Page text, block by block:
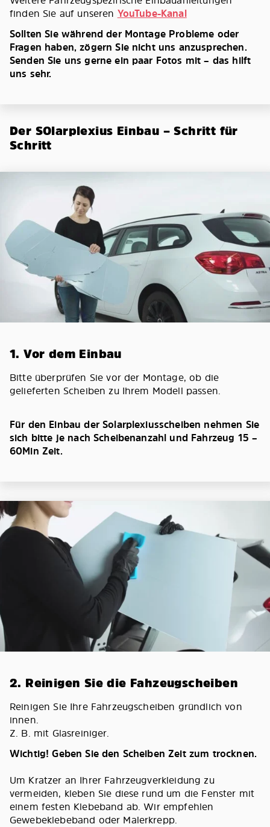
finden Sie auf unseren YouTube-Kanal
Sollten Sie während der Montage Probleme oder
Fragen haben, zögern Sie nicht uns anzusprechen.
Senden Sie uns gerne ein paar Fotos mit – das hilft
uns sehr.
Der SOlarplexius Einbau – Schritt für
Schritt
1. Vor dem Einbau
Bitte überprüfen Sie vor der Montage, ob die
gelieferten Scheiben zu Ihrem Modell passen.
Für den Einbau der Solarplexiusscheiben nehmen Sie
sich bitte je nach Scheibenanzahl und Fahrzeug 15 –
60Min Zeit.
2. Reinigen Sie die Fahzeugscheiben
Reinigen Sie Ihre Fahrzeugscheiben gründlich von
innen.
Z. B. mit Glasreiniger.
Wichtig! Geben Sie den Scheiben Zeit zum trocknen.
Um Kratzer an Ihrer Fahrzeugverkleidung zu
vermeiden, kleben Sie diese rund um die Fenster mit
einem festen Klebeband ab. Wir empfehlen
Gewebeklebeband oder Malerkrepp.